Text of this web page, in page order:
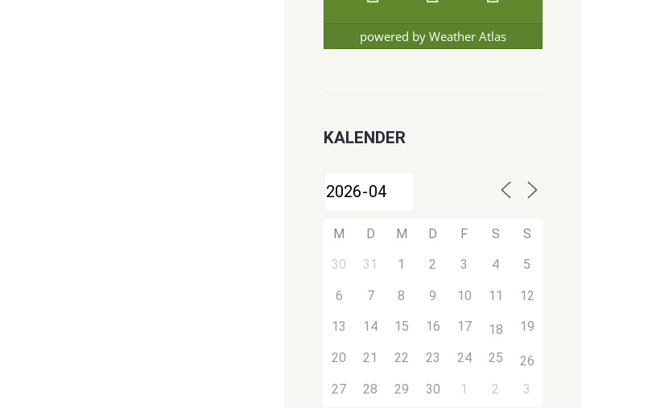
powered by Weather Atlas
KALENDER
M D M D F S
S
30
31 1 2 3 4 5
6 7 8 9 10 11 12
13 14 15 16 17 18 19
20 21 22 23 24 25
26
27
28 29 30 1 2 3